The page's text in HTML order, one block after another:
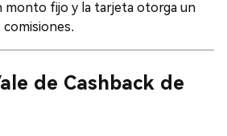
monto fijo y la tarjeta otorga un
de Cashback de